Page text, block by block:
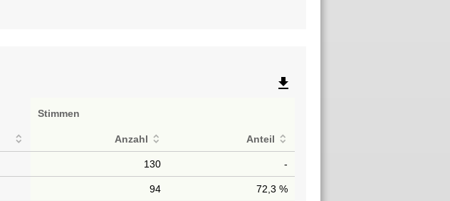
file_download
Stimmen
Anzahl Anteil
130 -
94 72,3 %